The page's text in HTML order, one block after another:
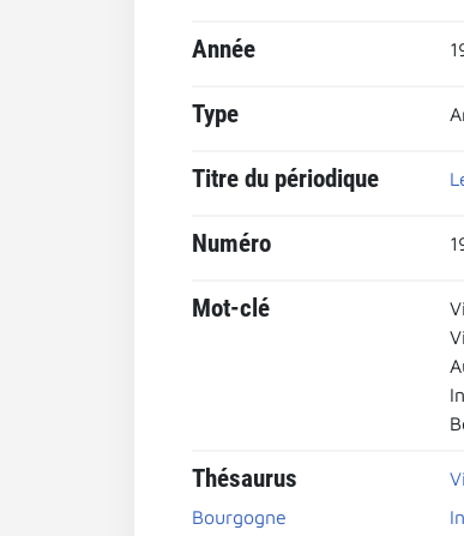
Année
Type
Titre du périodique
Numéro
Mot-clé
Thésaurus
Bourgogne